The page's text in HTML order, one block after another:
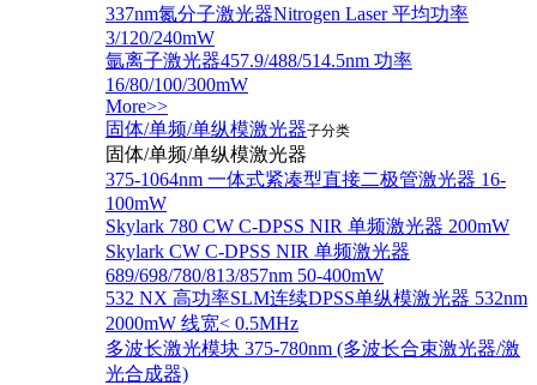
337nm氮分子激光器Nitrogen Laser 平均功率
3/120/240mW
氩离子激光器457.9/488/514.5nm 功率
16/80/100/300mW
More>>
固体/单频/单纵模激光器子分类
固体/单频/单纵模激光器
375-1064nm 一体式紧凑型直接二极管激光器 16-
100mW
Skylark 780 CW C-DPSS NIR 单频激光器 200mW
Skylark CW C-DPSS NIR 单频激光器
689/698/780/813/857nm 50-400mW
532 NX 高功率SLM连续DPSS单纵模激光器 532nm
2000mW 线宽< 0.5MHz
多波长激光模块 375-780nm (多波长合束激光器/激
光合成器)